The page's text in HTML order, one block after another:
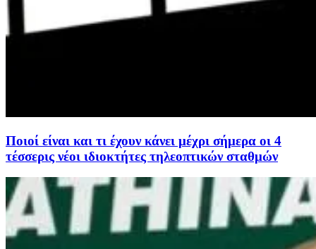
Ποιοί είναι και τι έχουν κάνει μέχρι σήμερα οι 4
τέσσερις νέοι ιδιοκτήτες τηλεοπτικών σταθμών